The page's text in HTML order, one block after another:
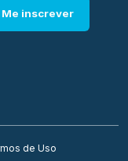
Me inscrever
de Uso